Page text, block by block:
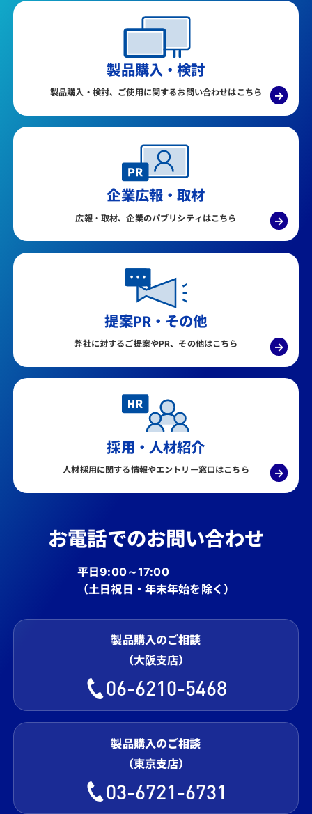
製品購入・検討
製品購入・検討、ご使用に関するお問い合わせはこちら →
企業広報・取材
広報・取材、企業のパブリシティはこちら →
提案PR・その他
弊社に対するご提案やPR、その他はこちら →
採用・人材紹介
人材採用に関する情報やエントリー窓口はこちら →
お電話でのお問い合わせ
平日9:00～17:00
（土日祝日・年末年始を除く）
製品購入のご相談
（大阪支店）
06-6210-5468
製品購入のご相談
（東京支店）
03-6721-6731